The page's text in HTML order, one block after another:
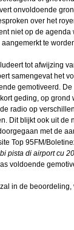
onvoldoende
over het
niet op de
te
tot afwijzing
samengevat het
gemotiveerd.
geding, op grond
radio op
Dit blijkt ook uit de
met de
Top 95FM/
pista di airport cu
voldoende
in de